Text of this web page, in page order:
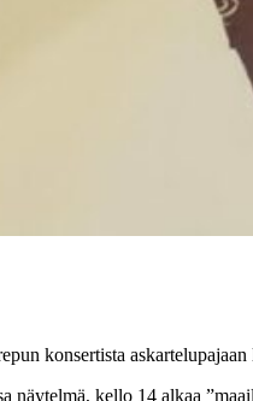
konsertista askartelupajaan
kello 14 alkaa